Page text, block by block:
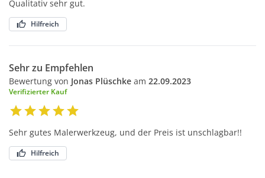
Qualitativ sehr gut.
Hilfreich
Sehr zu Empfehlen
Bewertung von Jonas Plüschke am 22.09.2023
Verifizierter Kauf
Sehr gutes Malerwerkzeug, und der Preis ist unschlagbar!!
Hilfreich